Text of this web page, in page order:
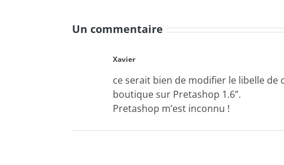
Un commentaire
ce serait bien de modifier le libelle de
boutique sur Pretashop 1.6”.
Pretashop m’est inconnu !